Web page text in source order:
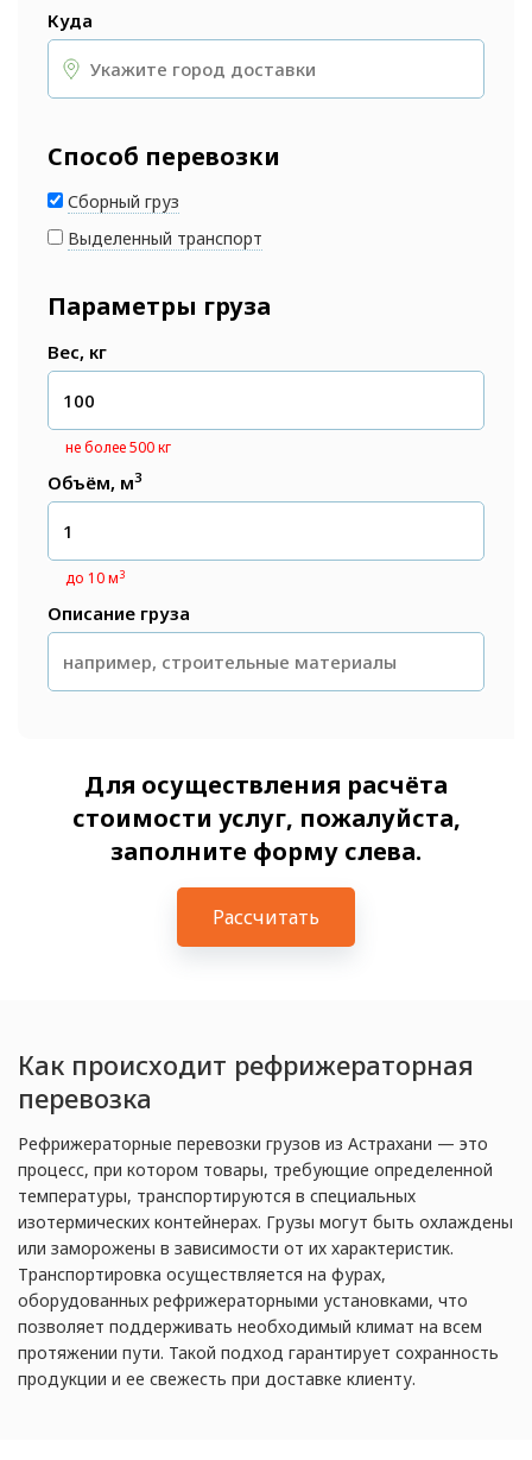
Куда
Способ перевозки
Сборный груз
Выделенный транспорт
Параметры груза
Вес, кг
не более 500 кг
Объём, м3
до 10 м3
Описание груза
Для осуществления расчёта
стоимости услуг, пожалуйста,
заполните форму слева.
Рассчитать
Как происходит рефрижераторная
перевозка
Рефрижераторные перевозки грузов из Астрахани — это
процесс, при котором товары, требующие определенной
температуры, транспортируются в специальных
изотермических контейнерах. Грузы могут быть охлаждены
или заморожены в зависимости от их характеристик.
Транспортировка осуществляется на фурах,
оборудованных рефрижераторными установками, что
позволяет поддерживать необходимый климат на всем
протяжении пути. Такой подход гарантирует сохранность
продукции и ее свежесть при доставке клиенту.